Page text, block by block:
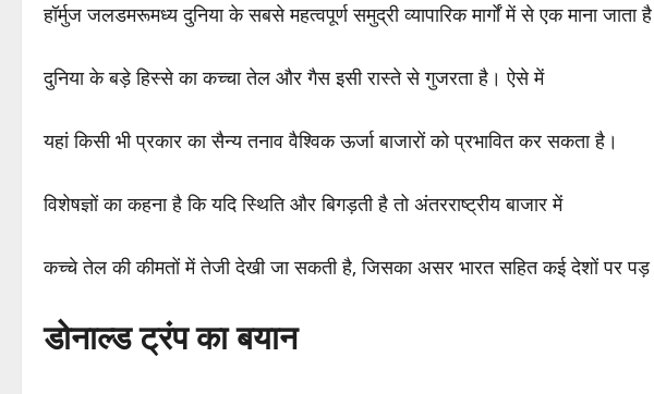
हॉर्मुज जलडमरूमध्य दुनिया के सबसे महत्वपूर्ण समुद्री व्यापारिक मार्गों में से एक माना जाता
दुनिया के बड़े हिस्से का कच्चा तेल और गैस इसी रास्ते से गुजरता है। ऐसे में
यहां किसी भी प्रकार का सैन्य तनाव वैश्विक ऊर्जा बाजारों को प्रभावित कर सकता है।
विशेषज्ञों का कहना है कि यदि स्थिति और बिगड़ती है तो अंतरराष्ट्रीय बाजार में
कच्चे तेल की कीमतों में तेजी देखी जा सकती है, जिसका असर भारत सहित कई देशों पर
डोनाल्ड ट्रंप का बयान